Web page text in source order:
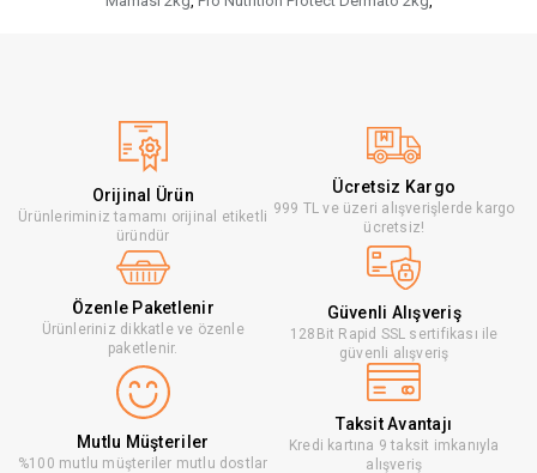
Orijinal Ürün
Ürünleriminiz tamamı orijinal etiketli
üründür
Ücretsiz Kargo
999 TL ve üzeri alışverişlerde kargo
ücretsiz!
Özenle Paketlenir
Ürünleriniz dikkatle ve özenle
paketlenir.
Güvenli Alışveriş
128Bit Rapid SSL sertifikası ile
güvenli alışveriş
Mutlu Müşteriler
%100 mutlu müşteriler mutlu dostlar
Taksit Avantajı
Kredi kartına 9 taksit imkanıyla
alışveriş